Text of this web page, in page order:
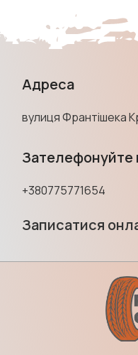
Адреса
вулиця Франтішека
Зателефонуйте
+380775771654
Записатися